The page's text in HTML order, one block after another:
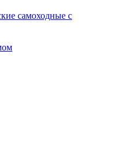
самоходные с